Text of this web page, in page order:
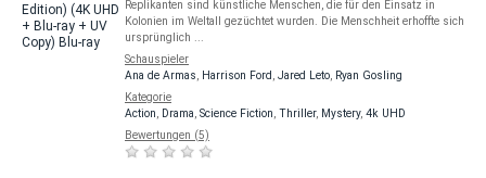
Replikanten sind künstliche Menschen, die für den Einsatz in
Kolonien im Weltall gezüchtet wurden. Die Menschheit erhoffte sich
ursprünglich ...
Schauspieler
Ana de Armas
Harrison Ford Jared Leto
Ryan Gosling
Kategorie
Action
Drama Science Fiction Thriller, Mystery, 4k UHD
Bewertungen (5)